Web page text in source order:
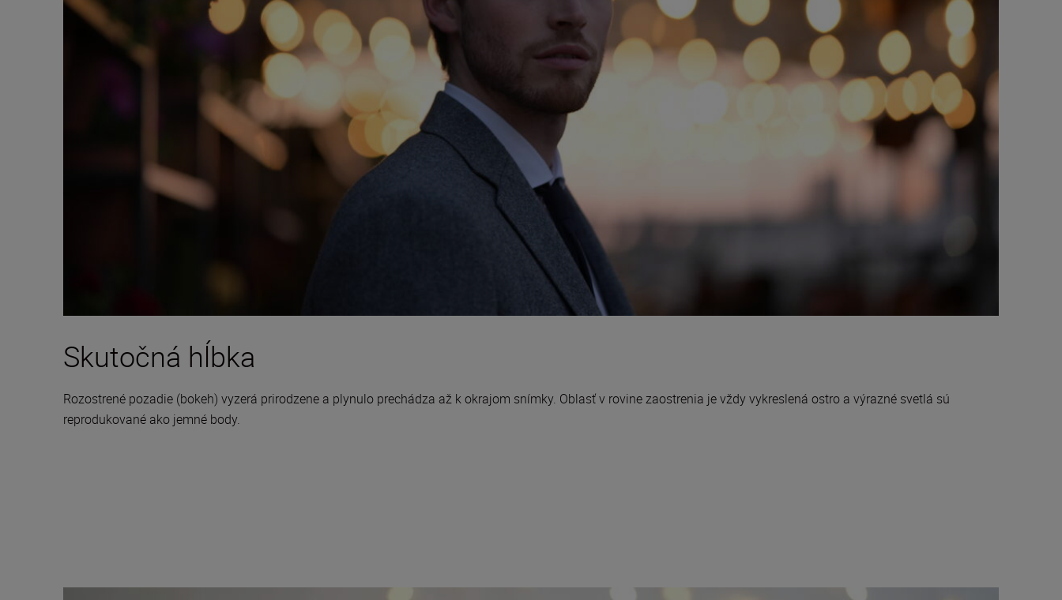
Skutočná hĺbka
Rozostrené pozadie (bokeh) vyzerá prirodzene a plynulo prechádza až k okrajom snímky. Oblasť v rovine zaostrenia je vždy vykreslená ostro a výrazné svetlá sú
reprodukované ako jemné body.